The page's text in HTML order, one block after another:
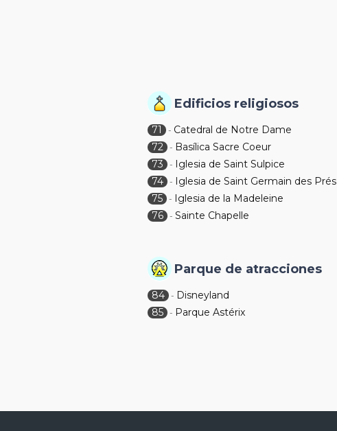
Edificios religiosos
71 - Catedral de Notre Dame
72 - Basílica Sacre Coeur
73
- Iglesia de Saint Sulpice
74 - Iglesia de Saint Germain des Prés
75 - Iglesia de la Madeleine
76 -Sainte Chapelle
Parque de atracciones
84 - Disneyland
85 - Parque Astérix